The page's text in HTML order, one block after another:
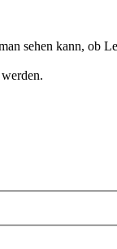
sehen kann, ob